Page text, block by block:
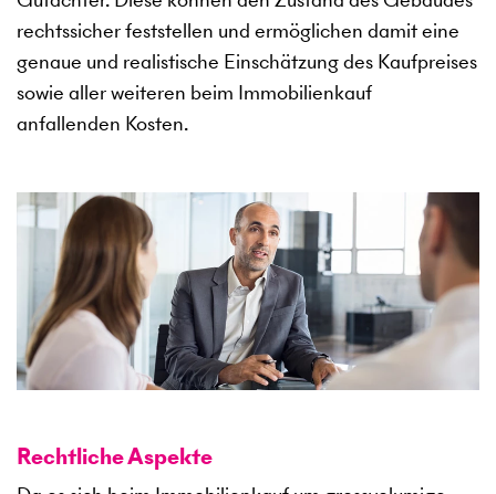
rechtssicher feststellen und ermöglichen damit eine
genaue und realistische Einschätzung des Kaufpreises
sowie aller weiteren beim Immobilienkauf
anfallenden Kosten.
Rechtliche Aspekte